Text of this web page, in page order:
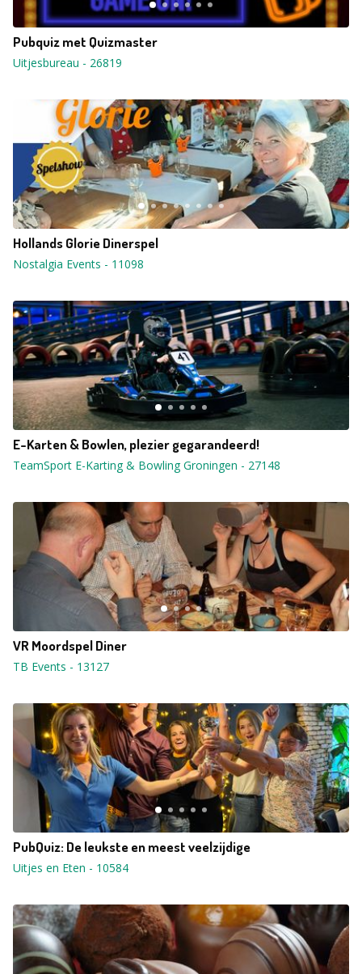
Pubquiz met Quizmaster
Uitjesbureau - 26819
Hollands Glorie Dinerspel
Nostalgia Events - 11098
E-Karten & Bowlen, plezier gegarandeerd!
TeamSport E-Karting & Bowling Groningen - 27148
VR Moordspel Diner
TB Events - 13127
PubQuiz: De leukste en meest veelzijdige
Uitjes en Eten - 10584